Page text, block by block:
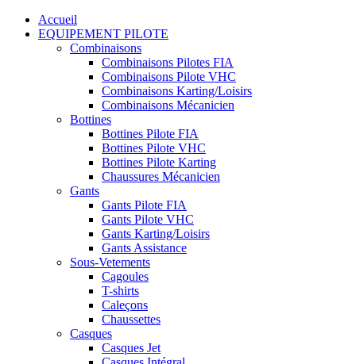
Accueil
EQUIPEMENT PILOTE
Combinaisons
Combinaisons Pilotes FIA
Combinaisons Pilote VHC
Combinaisons Karting/Loisirs
Combinaisons Mécanicien
Bottines
Bottines Pilote FIA
Bottines Pilote VHC
Bottines Pilote Karting
Chaussures Mécanicien
Gants
Gants Pilote FIA
Gants Pilote VHC
Gants Karting/Loisirs
Gants Assistance
Sous-Vetements
Cagoules
T-shirts
Caleçons
Chaussettes
Casques
Casques Jet